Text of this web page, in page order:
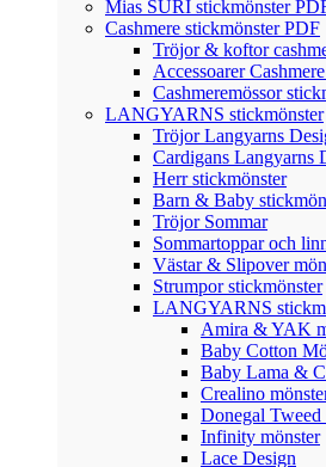
Mias SURI stickmönster
Cashmere stickmönster PDF
Tröjor & koftor
Accessoarer
Cashmeremössor
LANGYARNS stickmönster
Tröjor Langyarns
Cardigans Langyarns
Herr stickmönster
Barn & Baby
Tröjor Sommar
Sommartoppar och
Västar & Slipover
Strumpor stickmönster
LANGYARNS
Amira & YAK
Baby Cotton
Baby Lama &
Crealino
Donegal Tweed
Infinity mönster
Lace Design